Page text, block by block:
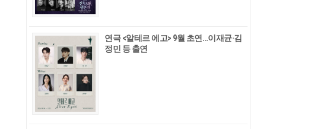
연극 <알테르 에고> 9월 초연…이재균·김
정민 등 출연